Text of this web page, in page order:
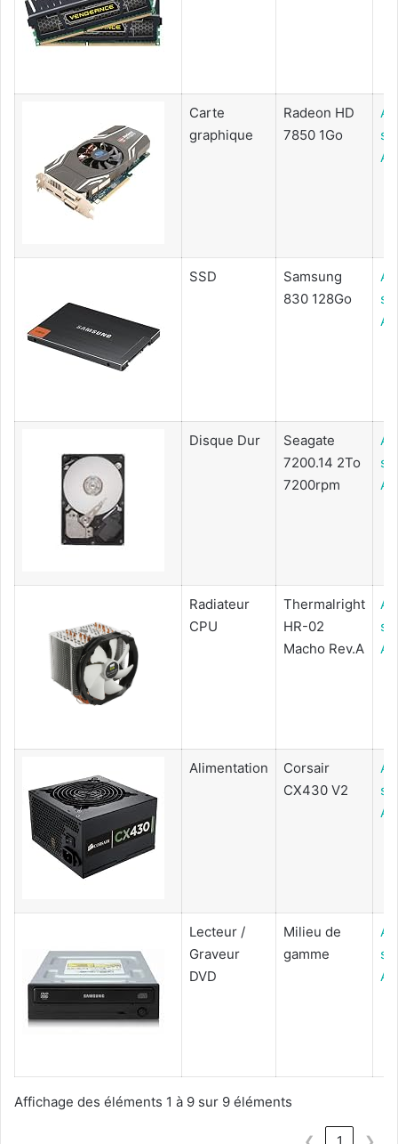
Carte
graphique
Radeon HD
7850 1Go
SSD
Samsung
830 128Go
Disque Dur
Seagate
7200.14 2To
7200rpm
Radiateur
CPU
Thermalright
HR-02
Macho Rev.A
Alimentation
Corsair
CX430 V2
Lecteur /
Graveur
DVD
Milieu de
gamme
Affichage des éléments 1 à 9 sur 9 éléments